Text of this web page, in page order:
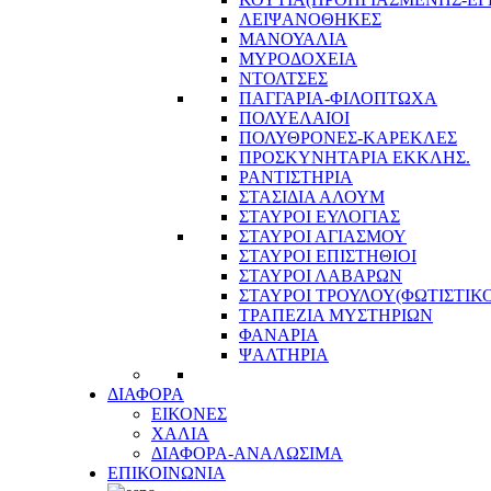
ΛΕΙΨΑΝΟΘΗΚΕΣ
ΜΑΝΟΥΑΛΙΑ
ΜΥΡΟΔΟΧΕΙΑ
ΝΤΟΛΤΣΕΣ
ΠΑΓΓΑΡΙΑ-ΦΙΛΟΠΤΩΧΑ
ΠΟΛΥΕΛΑΙΟΙ
ΠΟΛΥΘΡΟΝΕΣ-ΚΑΡΕΚΛΕΣ
ΠΡΟΣΚΥΝΗΤΑΡΙΑ ΕΚΚΛΗΣ.
ΡΑΝΤΙΣΤΗΡΙΑ
ΣΤΑΣΙΔΙΑ ΑΛΟΥΜ
ΣΤΑΥΡΟΙ ΕΥΛΟΓΙΑΣ
ΣΤΑΥΡΟΙ ΑΓΙΑΣΜΟΥ
ΣΤΑΥΡΟΙ ΕΠΙΣΤΗΘΙΟΙ
ΣΤΑΥΡΟΙ ΛΑΒΑΡΩΝ
ΣΤΑΥΡΟΙ
ΤΡΑΠΕΖΙΑ ΜΥΣΤΗΡΙΩΝ
ΦΑΝΑΡΙΑ
ΨΑΛΤΗΡΙΑ
ΔΙΑΦΟΡΑ
ΕΙΚΟΝΕΣ
ΧΑΛΙΑ
ΔΙΑΦΟΡΑ-ΑΝΑΛΩΣΙΜΑ
ΕΠΙΚΟΙΝΩΝΙΑ